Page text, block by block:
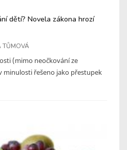
dětí? Novela zákona hrozí
TŮMOVÁ
(mimo neočkování ze
řešeno jako přestupek